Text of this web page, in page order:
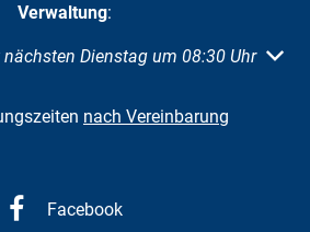
Verwaltung:
oder Schließzeiten
Dienstag um 08:30 Uhr
nach Vereinbarung
Facebook